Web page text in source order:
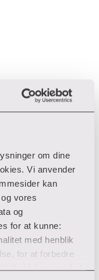
om dine
Vi anvender
kan
vores
og
for at kunne:
med henblik
for at forbedre
på baggrund af
resultat